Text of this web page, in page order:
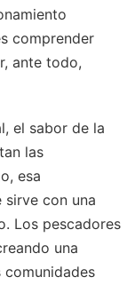
comprender
ante todo,
el sabor de la
las
esa
con una
Los pescadores
una